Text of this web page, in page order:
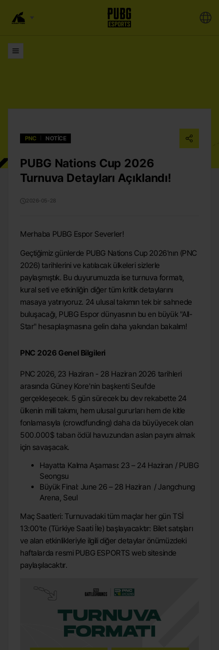
PNC NOTICE
PUBG Nations Cup 2026
Turnuva Detayları Açıklandı!
2026-05-28
Merhaba PUBG Espor Severler!
Geçtiğimiz günlerde PUBG Nations Cup 2026'nın (PNC
2026) tarihlerini ve katılacak ülkeleri sizlerle
paylaşmıştık. Bu duyurumuzda ise turnuva formatı,
kural seti ve etkinliğin diğer tüm kritik detaylarını
masaya yatırıyoruz. 24 ulusal takımın tek bir sahnede
buluşacağı, PUBG Espor dünyasının bu en büyük "All-
Star" hesaplaşmasına gelin daha yakından bakalım!
PNC 2026 Genel Bilgileri
PNC 2026, 23 Haziran - 28 Haziran 2026 tarihleri
arasında Güney Kore'nin başkenti Seul'de
gerçekleşecek. 5 gün sürecek bu dev rekabette 24
ülkenin milli takımı, hem ulusal gururları hem de kitle
fonlamasıyla (crowdfunding) daha da büyüyecek olan
500.000$ taban ödül havuzundan aslan payını almak
için savaşacak.
Hayatta Kalma Aşaması: 23 – 24 Haziran / PUBG
Seongsu
Büyük Final: June 26 – 28 Haziran / Jangchung
Arena, Seul
Maç Saatleri: Turnuvadaki tüm maçlar her gün TSİ
13:00'te (Türkiye Saati İle) başlayacaktır: Bilet satışları
ve alan etkinlikleriyle ilgili diğer detaylar önümüzdeki
haftalarda resmi PUBG ESPORTS web sitesinde
paylaşılacaktır.